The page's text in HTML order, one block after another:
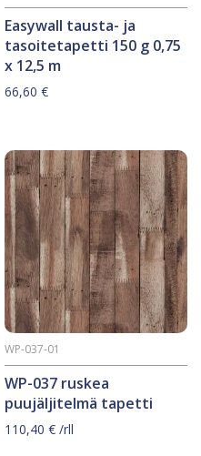
Easywall tausta- ja
tasoitetapetti 150 g 0,75
x 12,5 m
66,60€
WP-037 ruskea
puujäljitelmä tapetti
WP-037-01
110,40€ /rll